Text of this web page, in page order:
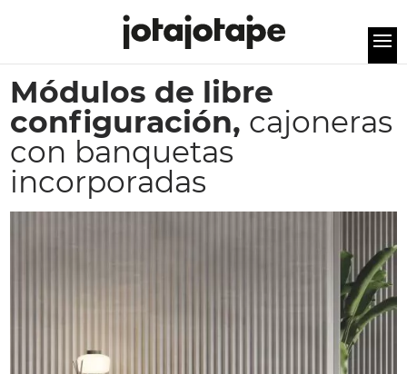
Módulos de libre
configuración, cajoneras
con banquetas
incorporadas